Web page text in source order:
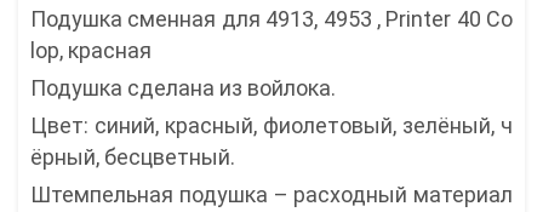
Подушка сменная для 4913, 4953 , Printer 40 Co
lop, красная
Подушка сделана из войлока.
Цвет: синий, красный, фиолетовый, зелёный, ч
ёрный, бесцветный.
Штемпельная подушка – расходный материал